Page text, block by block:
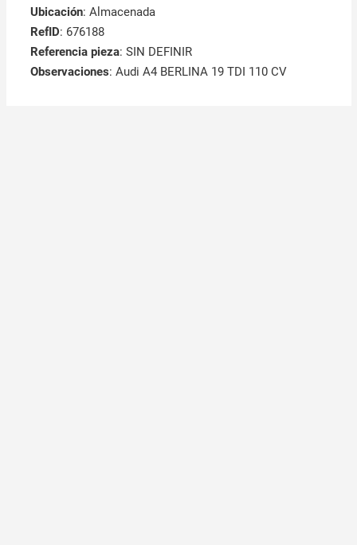
Ubicación: Almacenada
RefID: 676188
Referencia pieza: SIN DEFINIR
Observaciones: Audi A4 BERLINA 19 TDI 110 CV